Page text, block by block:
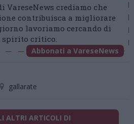
VareseNews crediamo che
contribuisca a migliorare
lavoriamo cercando di
spirito critico.
Abbonati a VareseNews
gallarate
ALTRI ARTICOLI DI